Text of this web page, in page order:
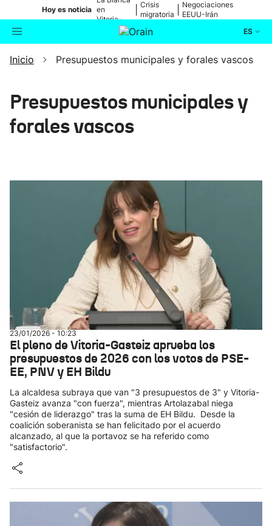
Hoy es noticia en
Vitoria-
Gasteiz
Crisis
migratoria
Negociaciones
EEUU-Irán
ES
Buscador Actualidad
Cultura
Eguraldia
Inicio Presupuestos municipales y forales vascos
Presupuestos municipales y
forales vascos
23/01/2026 - 10:23
El pleno de Vitoria-Gasteiz aprueba los
presupuestos de 2026 con los votos de PSE-
EE, PNV y EH Bildu
La alcaldesa subraya que van "3 presupuestos de 3" y Vitoria-
Gasteiz avanza "con fuerza", mientras Artolazabal niega
"cesión de liderazgo" tras la suma de EH Bildu. Desde la
coalición soberanista se han felicitado por el acuerdo
alcanzado, al que la portavoz se ha referido como
"satisfactorio".